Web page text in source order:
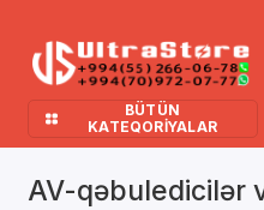
BÜTÜN
KATEQORIYALAR
AV-qəbuledicilər